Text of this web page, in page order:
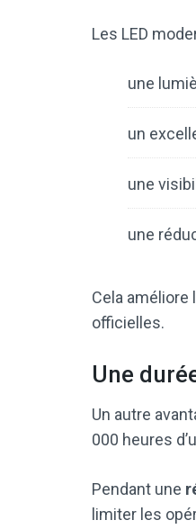
Les LED
une
un
une
une
Cela
officielles.
Une
Un autre
000 heures
Pendant une
limiter les